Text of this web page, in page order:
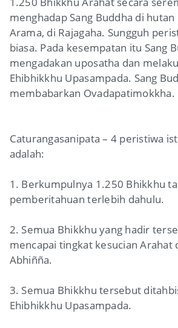
menghadap Sang Buddha di
Arama, di Rajagaha. Sungguh
biasa. Pada kesempatan itu Sang
mengadakan uposatha dan
Ehibhikkhu Upasampada. Sang
membabarkan Ovadapatimokkha.
Caturangasanipata – 4 peristiwa
adalah:
1. Berkumpulnya 1.250 Bhikkhu
pemberitahuan terlebih dahulu.
2. Semua Bhikkhu yang hadir
mencapai tingkat kesucian Arahat
Abhiñña.
3. Semua Bhikkhu tersebut
Ehibhikkhu Upasampada.